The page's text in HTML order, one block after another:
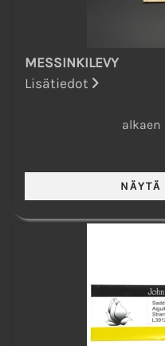
MESSINKILEVY
Lisätiedot
alkaen